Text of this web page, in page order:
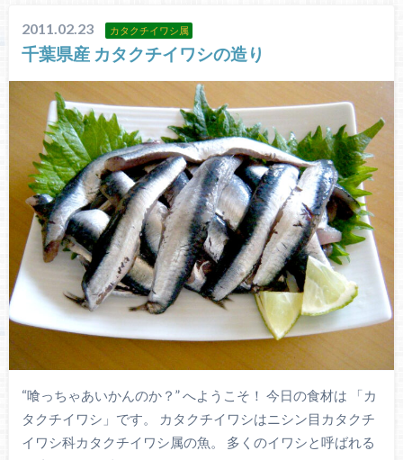
2011.02.23 カタクチイワシ属
千葉県産 カタクチイワシの造り
“喰っちゃあいかんのか？” へようこそ！ 今日の食材は 「カ
タクチイワシ」です。 カタクチイワシはニシン目カタクチ
イワシ科カタクチイワシ属の魚。 多くのイワシと呼ばれる